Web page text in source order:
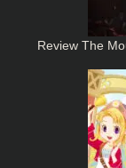
Review The